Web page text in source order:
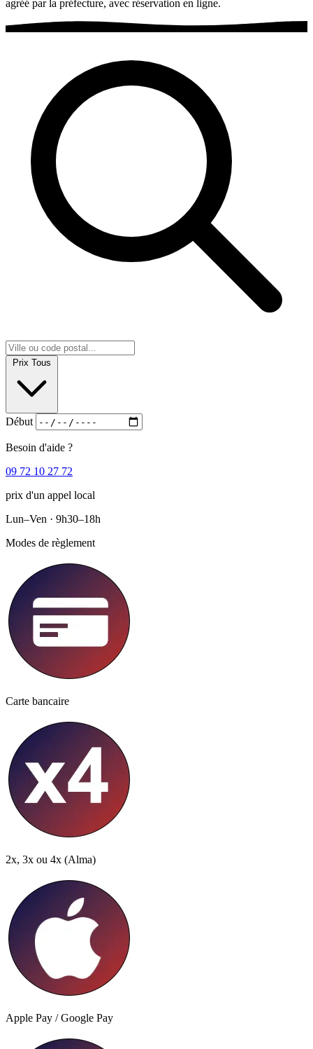
agréé par la préfecture, avec réservation en ligne.
Prix Tous
Début
Besoin d'aide ?
09 72 10 27 72
prix d'un appel local
Lun–Ven · 9h30–18h
Modes de règlement
Carte bancaire
2x, 3x ou 4x (Alma)
Apple Pay / Google Pay